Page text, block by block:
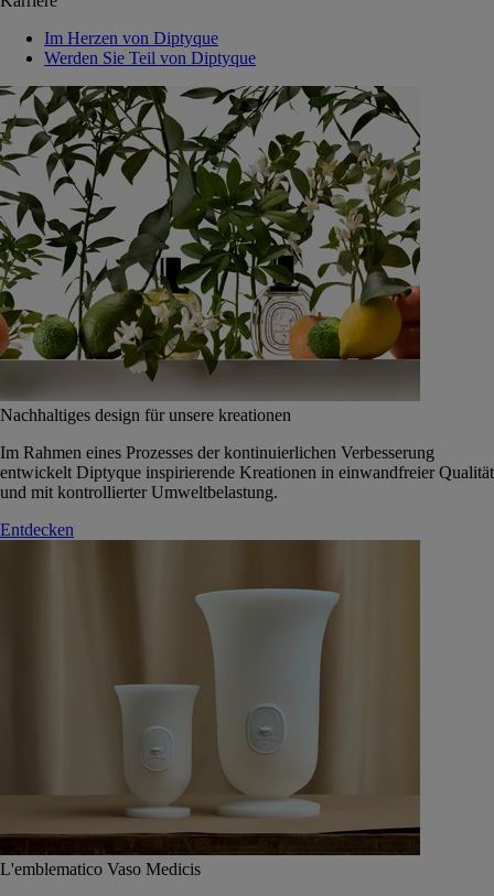
Im Herzen von Diptyque
Werden Sie Teil von Diptyque
Nachhaltiges design für unsere kreationen
Im Rahmen eines Prozesses der kontinuierlichen Verbesserung
entwickelt Diptyque inspirierende Kreationen in einwandfreier Qualität
und mit kontrollierter Umweltbelastung.
Entdecken
L'emblematico Vaso Medicis